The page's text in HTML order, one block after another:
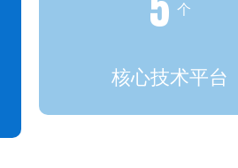
个
核心技术平台